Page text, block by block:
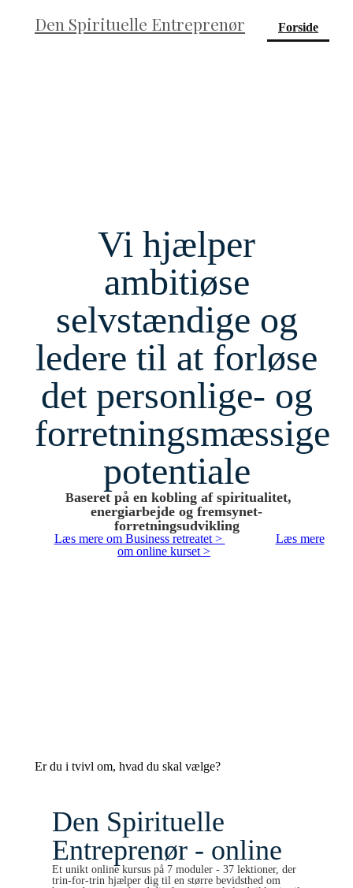
Den Spirituelle Entreprenør Forside
Vi hjælper
ambitiøse
selvstændige og
ledere til at forløse
det personlige- og
forretningsmæssige
potentiale
Baseret på en kobling af spiritualitet,
energiarbejde og fremsynet-
forretningsudvikling
Læs mere om Business retreatet >
Læs mere
om online kurset >
Er du i tvivl om, hvad du skal vælge?
Den Spirituelle
Entreprenør - online
Et unikt online kursus på 7 moduler - 37 lektioner, der
trin-for-trin hjælper dig til en større bevidsthed om